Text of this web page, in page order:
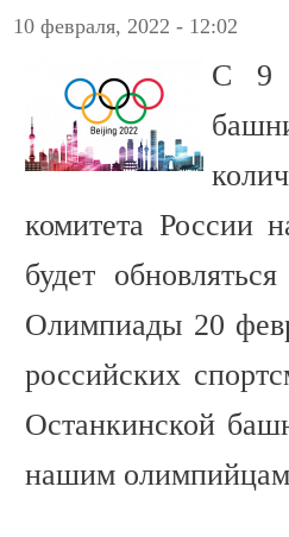
10 февраля, 2022 - 12:02
С 9
комитета России
будет
Олимпиады 20
российских
Останкинской
нашим